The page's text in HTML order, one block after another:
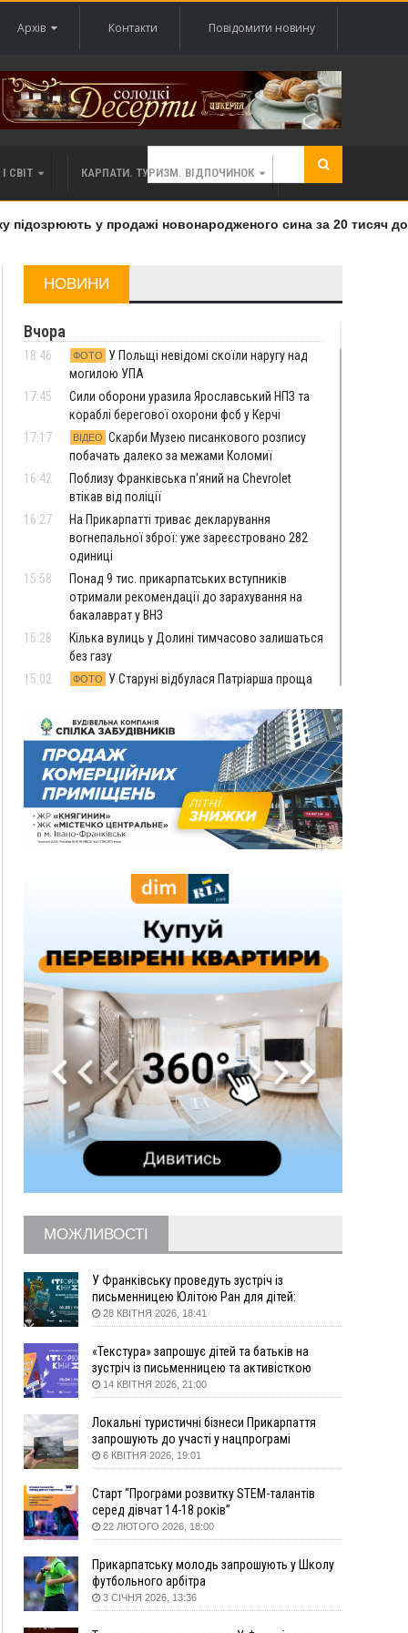
Архів Контакти Повідомити новину
СВІТ КАРПАТИ. ТУРИЗМ. ВІДПОЧИНОК
у продажі новонародженого сина за 20 тисяч
НОВИНИ
Вчора
18:46 ФОТО
У Польщі невідомі скоїли наругу над
могилою УПА
17:45
Сили оборони уразила Ярославський НПЗ та
кораблі берегової охорони фсб у Керчі
17:17
ВІДЕО Скарби Музею писанкового розпису
побачать далеко за межами Коломиї
16:42
Поблизу Франківська п'яний на Chevrolet
втікав від поліції
16:27
На Прикарпатті триває декларування
вогнепальної зброї: уже зареєстровано 282
одиниці
15:58
Понад 9 тис. прикарпатських вступників
отримали рекомендації до зарахування на
бакалаврат у ВНЗ
15:28
Кілька вулиць у Долині тимчасово залишаться
без газу
15:02
ФОТО
У Старуні відбулася Патріарша проща
Франківець Лев Кишакевич не зможе стати
суддею Міжнародного кримінального суду
14:14
У Ворохті проведуть Кубок ФЛСУ зі стрибків
на лижах, пам'яті оборонця Богдана Бухонка
13:30
ФОТО На Калущині розшукали чоловіка, який
три дні блукав у лісі
13:14
Боднар розповів про реакцію влади Польщі
"Едельвейси" щемливо привітали рідну
Коломию з Днем міста
Вчора у Франківську, Коломиї, Долині та
Яремче зафіксували рекордну спеку
11:45
У Надвірній п'яна жінка побила малолітнього
хлопчика: суд призначив штраф і 30 тисяч
компенсації
11:17
У басейні Дністра встановилася гідрологічна
посуха - рівні води наблизилися до найнижчих
показників
11:09
У Бурштині поблизу АЗС сталася масова бійка,
поліція з'ясовує обставини
ФОП із Житомира після купівлі права
вимоги за 120 тисяч позивається до
Франківська на понад 20 млн грн
збирання ягід
05 Серпня
19:52
У Франківську вперше прооперували немовля
без відкритої операції
пошукового загону "Плацдарм" Олексій Юков
18:11
СБС за дві доби уразили 13 енергооб'єктів на
окупованих територіях
17:20
Українці подали рекордну кількість заяв до
університетів. Які спеціальності обирають
16:43
Зарплати на Прикарпатті за місяць зросли на
16:14
Франківець, який стріляв біля АЗС, вийшов під
заставу та був повторно затриманий
15:54
Прикарпатець прийшов у Пенсійний та заявив
поліції про гранату, бо йому не нарахували
пенсію
14:59
У Болгарії затримали прикарпатця, який
МОЖЛИВОСТІ
У Франківську проведуть зустріч із
письменницею Юлітою Ран для дітей:
говоритимуть про серію книг про Мавку
28 КВІТНЯ 2026, 18:41
«Текстура» запрошує дітей та батьків на
зустріч із письменницею та активісткою
Анною Повх
14 КВІТНЯ 2026, 21:00
Локальні туристичні бізнеси Прикарпаття
запрошують до участі у нацпрограмі
«Подорож до себе»
6 КВІТНЯ 2026, 19:01
Старт “Програми розвитку STEM-талантів
серед дівчат 14-18 років”
22 ЛЮТОГО 2026, 18:00
Прикарпатську молодь запрошують у Школу
футбольного арбітра
3 СІЧНЯ 2026, 13:36